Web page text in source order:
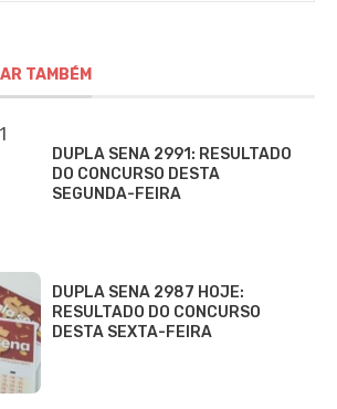
TAMBÉM
DUPLA SENA 2991: RESULTADO
DO CONCURSO DESTA
SEGUNDA-FEIRA
DUPLA SENA 2987 HOJE:
RESULTADO DO CONCURSO
DESTA SEXTA-FEIRA